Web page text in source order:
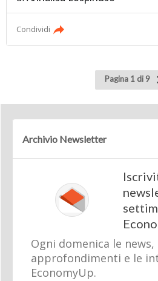
Condividi
Pagina 1 di 9
Archivio Newsletter
Ogni domenica le news,
approfondimenti e le
EconomyUp.